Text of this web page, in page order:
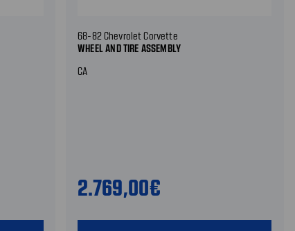
68-82 Chevrolet Corvette
WHEEL AND TIRE ASSEMBLY
CA
2.769,00€